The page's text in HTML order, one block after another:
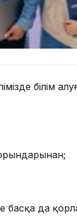
білім
басқа да